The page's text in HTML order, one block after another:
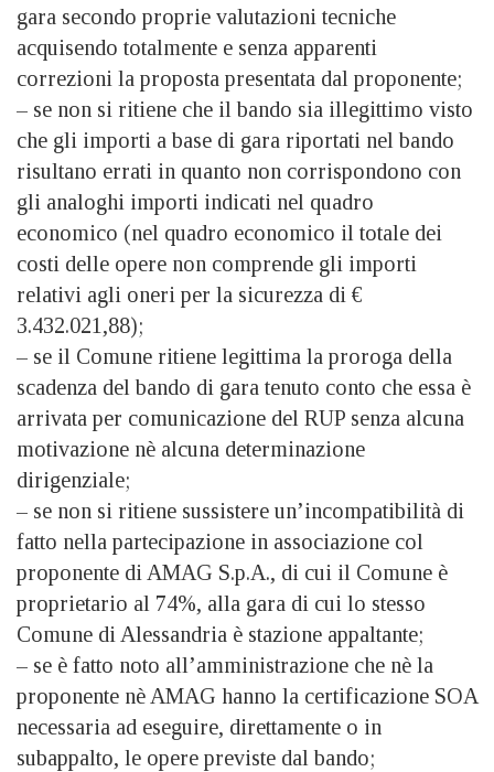
gara secondo proprie valutazioni tecniche
acquisendo totalmente e senza apparenti
correzioni la proposta presentata dal proponente;
– se non si ritiene che il bando sia illegittimo visto
che gli importi a base di gara riportati nel bando
risultano errati in quanto non corrispondono con
gli analoghi importi indicati nel quadro
economico (nel quadro economico il totale dei
costi delle opere non comprende gli importi
relativi agli oneri per la sicurezza di €
3.432.021,88);
– se il Comune ritiene legittima la proroga della
scadenza del bando di gara tenuto conto che essa è
arrivata per comunicazione del RUP senza alcuna
motivazione nè alcuna determinazione
dirigenziale;
– se non si ritiene sussistere un’incompatibilità di
fatto nella partecipazione in associazione col
proponente di AMAG S.p.A., di cui il Comune è
proprietario al 74%, alla gara di cui lo stesso
Comune di Alessandria è stazione appaltante;
– se è fatto noto all’amministrazione che nè la
proponente nè AMAG hanno la certificazione SOA
necessaria ad eseguire, direttamente o in
subappalto, le opere previste dal bando;